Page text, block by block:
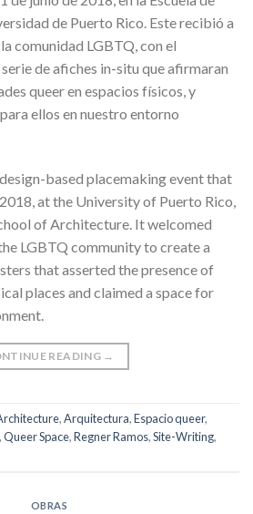
de Puerto Rico. Este recibió a
comunidad LGBTQ, con el
de afiches in-situ que afirmaran
queer en espacios físicos, y
ellos en nuestro entorno
based placemaking event that
at the University of Puerto Rico,
of Architecture. It welcomed
LGBTQ community to create a
that asserted the presence of
places and claimed a space for
READING →
,Arquitectura,Espacio queer,
,Queer Space,Regner Ramos,Site-Writing,
OBRAS